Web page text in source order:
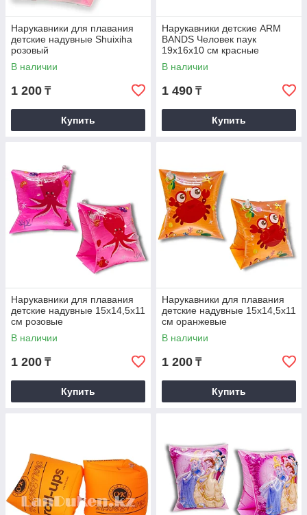
Нарукавники для плавания
детские надувные Shuixiha
розовый
В наличии
1 200 ₸
Купить
Нарукавники детские ARM
BANDS Человек паук
19х16х10 см красные
В наличии
1 490 ₸
Купить
Нарукавники для плавания
детские надувные 15х14,5х11
см розовые
В наличии
1 200 ₸
Купить
Нарукавники для плавания
детские надувные 15х14,5х11
см оранжевые
В наличии
1 200 ₸
Купить